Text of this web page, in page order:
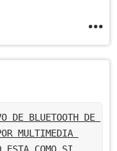
DE BLUETOOTH DE
MULTIMEDIA
ESTA COMO SI